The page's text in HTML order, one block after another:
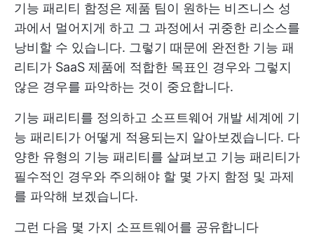
기능 패리티 함정은 제품 팀이 원하는 비즈니스 성
과에서 멀어지게 하고 그 과정에서 귀중한 리소스를
낭비할 수 있습니다. 그렇기 때문에 완전한 기능 패
리티가 SaaS 제품에 적합한 목표인 경우와 그렇지
않은 경우를 파악하는 것이 중요합니다.
기능 패리티를 정의하고 소프트웨어 개발 세계에 기
능 패리티가 어떻게 적용되는지 알아보겠습니다. 다
양한 유형의 기능 패리티를 살펴보고 기능 패리티가
필수적인 경우와 주의해야 할 몇 가지 함정 및 과제
를 파악해 보겠습니다.
그런 다음 몇 가지 소프트웨어를 공유합니다